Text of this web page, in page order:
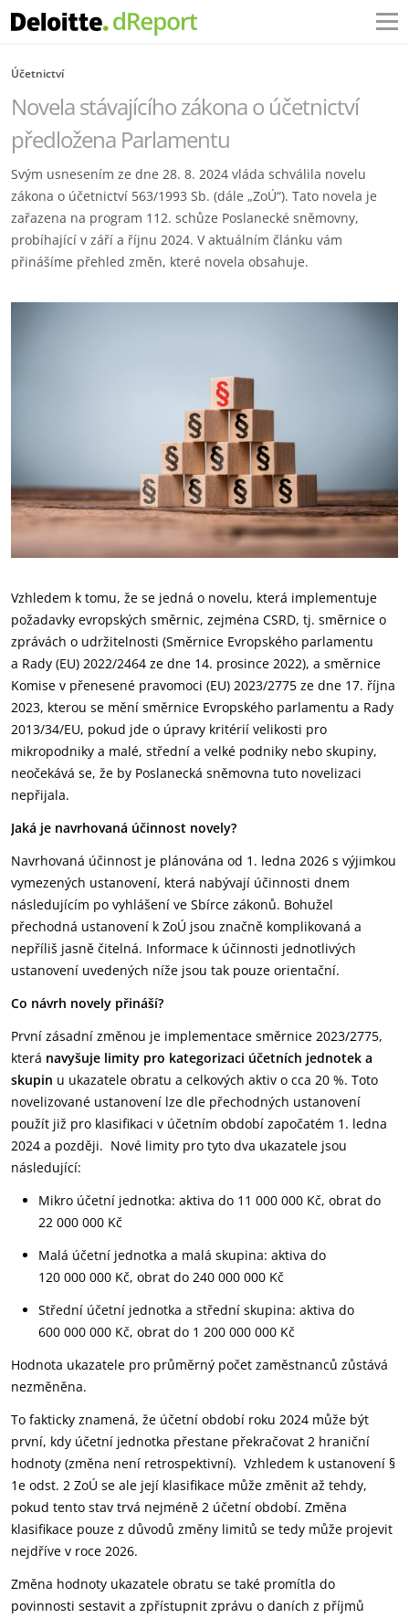
Účetnictví
Novela stávajícího zákona o účetnictví
předložena Parlamentu
Svým usnesením ze dne 28. 8. 2024 vláda schválila novelu
zákona o účetnictví 563/1993 Sb. (dále „ZoÚ“). Tato novela je
zařazena na program 112. schůze Poslanecké sněmovny,
probíhající v září a říjnu 2024. V aktuálním článku vám
přinášíme přehled změn, které novela obsahuje.
Vzhledem k tomu, že se jedná o novelu, která implementuje
požadavky evropských směrnic, zejména CSRD, tj. směrnice o
zprávách o udržitelnosti (Směrnice Evropského parlamentu
a Rady (EU) 2022/2464 ze dne 14. prosince 2022), a směrnice
Komise v přenesené pravomoci (EU) 2023/2775 ze dne 17. října
2023, kterou se mění směrnice Evropského parlamentu a Rady
2013/34/EU, pokud jde o úpravy kritérií velikosti pro
mikropodniky a malé, střední a velké podniky nebo skupiny,
neočekává se, že by Poslanecká sněmovna tuto novelizaci
nepřijala.
Jaká je navrhovaná účinnost novely?
Navrhovaná účinnost je plánována od 1. ledna 2026 s výjimkou
vymezených ustanovení, která nabývají účinnosti dnem
následujícím po vyhlášení ve Sbírce zákonů. Bohužel
přechodná ustanovení k ZoÚ jsou značně komplikovaná a
nepříliš jasně čitelná. Informace k účinnosti jednotlivých
ustanovení uvedených níže jsou tak pouze orientační.
Co návrh novely přináší?
První zásadní změnou je implementace směrnice 2023/2775,
která navyšuje limity pro kategorizaci účetních jednotek a
skupin u ukazatele obratu a celkových aktiv o cca 20 %. Toto
novelizované ustanovení lze dle přechodných ustanovení
použít již pro klasifikaci v účetním období započatém 1. ledna
2024 a později. Nové limity pro tyto dva ukazatele jsou
následující:
Mikro účetní jednotka: aktiva do 11 000 000 Kč, obrat do
22 000 000 Kč
Malá účetní jednotka a malá skupina: aktiva do
120 000 000 Kč, obrat do 240 000 000 Kč
Střední účetní jednotka a střední skupina: aktiva do
600 000 000 Kč, obrat do 1 200 000 000 Kč
Hodnota ukazatele pro průměrný počet zaměstnanců zůstává
nezměněna.
To fakticky znamená, že účetní období roku 2024 může být
první, kdy účetní jednotka přestane překračovat 2 hraniční
hodnoty (změna není retrospektivní). Vzhledem k ustanovení §
1e odst. 2 ZoÚ se ale její klasifikace může změnit až tehdy,
pokud tento stav trvá nejméně 2 účetní období. Změna
klasifikace pouze z důvodů změny limitů se tedy může projevit
nejdříve v roce 2026.
Změna hodnoty ukazatele obratu se také promítla do
povinnosti sestavit a zpřístupnit zprávu o daních z příjmů